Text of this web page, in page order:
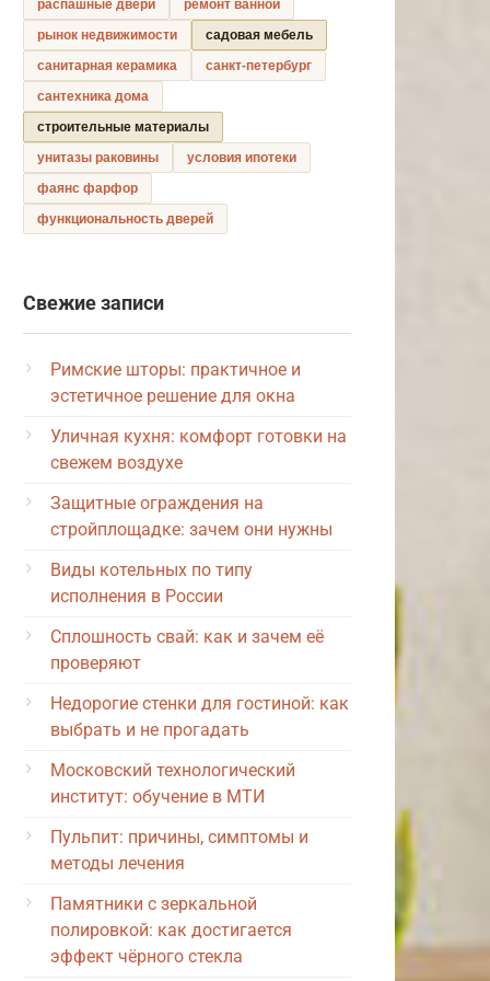
распашные двери
ремонт ванной
рынок недвижимости
садовая мебель
санитарная керамика
санкт-петербург
сантехника дома
строительные материалы
унитазы раковины
условия ипотеки
фаянс фарфор
функциональность дверей
Свежие записи
Римские шторы: практичное и
эстетичное решение для окна
Уличная кухня: комфорт готовки на
свежем воздухе
Защитные ограждения на
стройплощадке: зачем они нужны
Виды котельных по типу
исполнения в России
Сплошность свай: как и зачем её
проверяют
Недорогие стенки для гостиной: как
выбрать и не прогадать
Московский технологический
институт: обучение в МТИ
Пульпит: причины, симптомы и
методы лечения
Памятники с зеркальной
полировкой: как достигается
эффект чёрного стекла